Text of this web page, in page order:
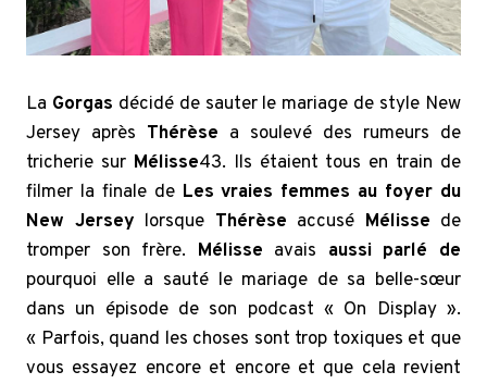
La Gorgas décidé de sauter le mariage de style New
Jersey après Thérèse a soulevé des rumeurs de
tricherie sur Mélisse43. Ils étaient tous en train de
filmer la finale de Les vraies femmes au foyer du
New Jersey lorsque Thérèse accusé Mélisse de
tromper son frère. Mélisse avais aussi parlé de
pourquoi elle a sauté le mariage de sa belle-sœur
dans un épisode de son podcast « On Display ».
« Parfois, quand les choses sont trop toxiques et que
vous essayez encore et encore et que cela revient